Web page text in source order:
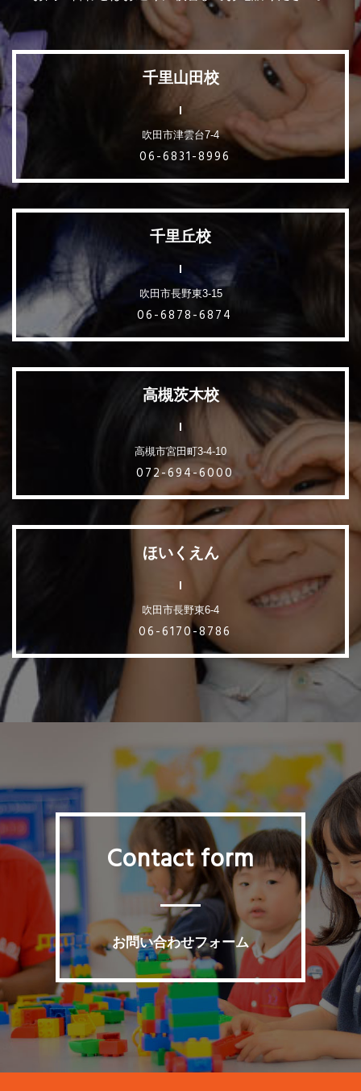
千里山田校
吹田市津雲台7-4
06-6831-8996
千里丘校
吹田市長野東3-15
06-6878-6874
高槻茨木校
高槻市宮田町3-4-10
072-694-6000
ほいくえん
吹田市長野東6-4
06-6170-8786
Contact form
お問い合わせフォーム